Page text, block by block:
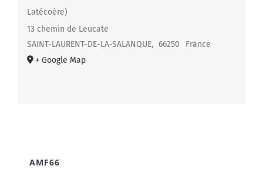
Latécoère)
13 chemin de Leucate
SAINT-LAURENT-DE-LA-SALANQUE, 66250
France
+ Google Map
AMF66